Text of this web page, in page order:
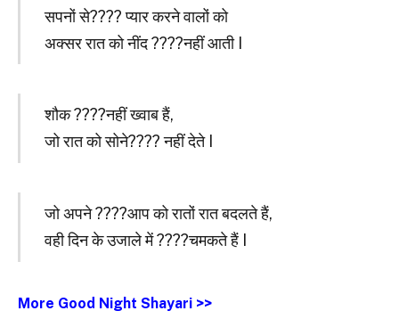
सपनों से???? प्यार करने वालों को
अक्सर रात को नींद ????नहीं आती I
शौक ????नहीं ख्वाब हैं,
जो रात को सोने???? नहीं देते I
जो अपने ????आप को रातों रात बदलते हैं,
वही दिन के उजाले में ????चमकते हैं I
More Good Night Shayari >>